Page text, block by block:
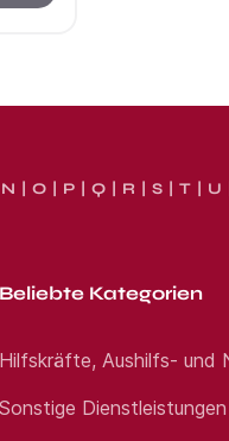
N O P Q R S T U
Beliebte Kategorien
Hilfskräfte, Aushilfs- und
Sonstige Dienstleistungen